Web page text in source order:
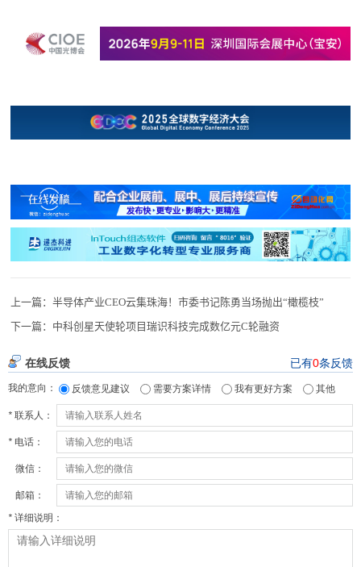
上一篇：半导体产业CEO云集珠海！市委书记陈勇当场抛出“橄榄枝”
下一篇： 中科创星天使轮项目瑞识科技完成数亿元C轮融资